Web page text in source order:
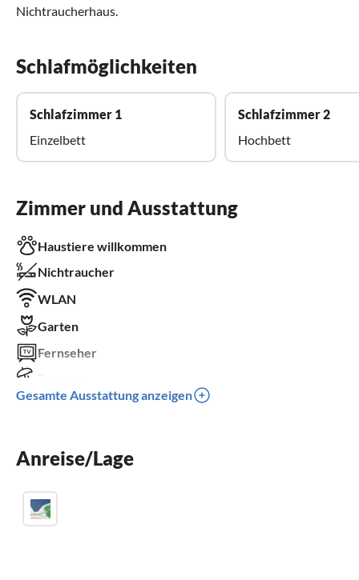
Nichtraucherhaus.
Schlafmöglichkeiten
Schlafzimmer 1
Einzelbett
Schlafzimmer 2
Hochbett
Zimmer und Ausstattung
Haustiere willkommen
Nichtraucher
WLAN
Garten
Fernseher
Spülmaschine
Kinderbett
Gesamte Ausstattung anzeigen
Anreise/Lage